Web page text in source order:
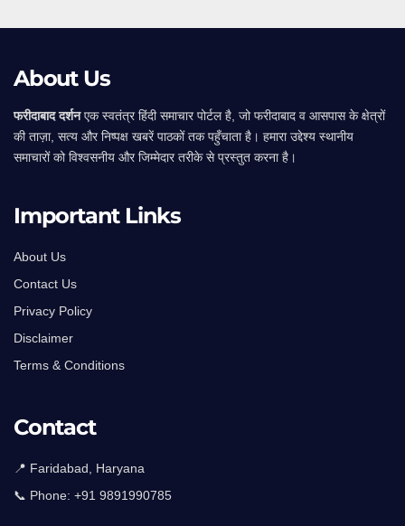
About Us
फरीदाबाद दर्शनएक स्वतंत्र हिंदी समाचार पोर्टल है, जो फरीदाबाद व आसपास के क्षेत्रों
की ताज़ा, सत्य और निष्पक्ष खबरें पाठकों तक पहुँचाता है। हमारा उद्देश्य स्थानीय
समाचारों को विश्वसनीय और जिम्मेदार तरीके से प्रस्तुत करना है।
Important Links
About Us
Contact Us
Privacy Policy
Disclaimer
Terms & Conditions
Contact
📍 Faridabad, Haryana
📞 Phone: +91 9891990785